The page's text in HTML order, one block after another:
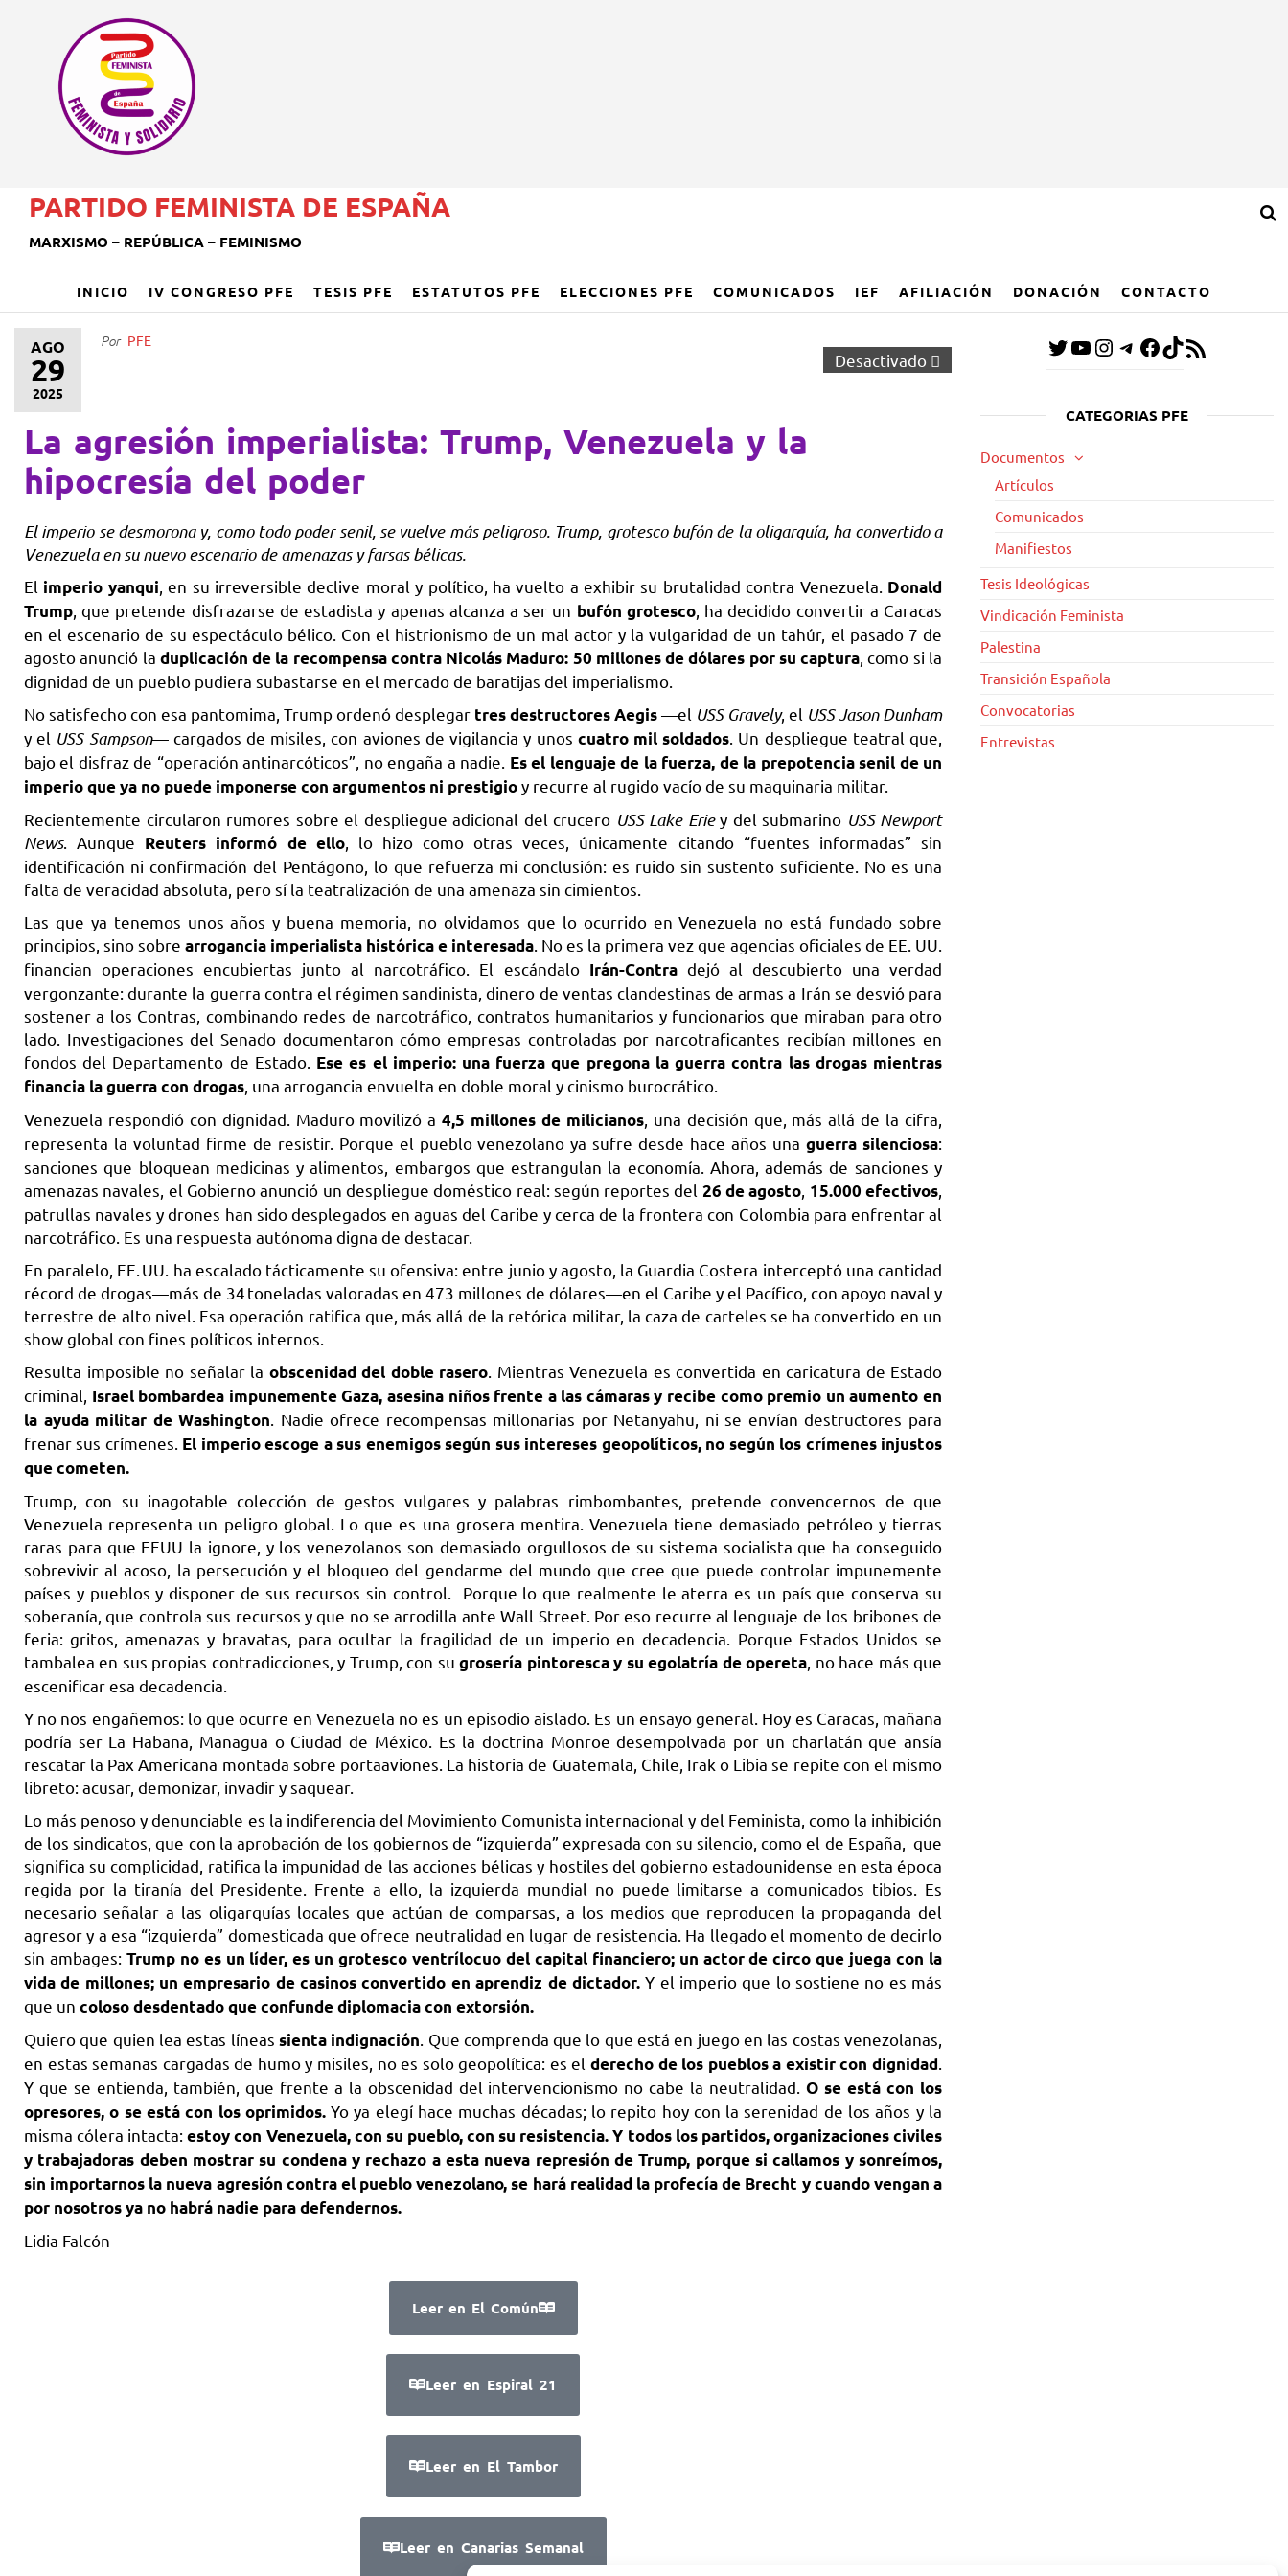
PARTIDO FEMINISTA DE ESPAÑA
MARXISMO – REPÚBLICA – FEMINISMO
INICIO IV CONGRESO PFE TESIS PFE ESTATUTOS PFE ELECCIONES PFE COMUNICADOS IEF AFILIACIÓN DONACIÓN CONTACTO
AGO
29
2025
Desactivado
Por PFE
La agresión imperialista: Trump, Venezuela y la
hipocresía del poder
El imperio se desmorona y, como todo poder senil, se vuelve más peligroso. Trump, grotesco bufón de la oligarquía, ha convertido a
Venezuela en su nuevo escenario de amenazas y farsas bélicas.
El imperio yanqui , en su irreversible declive moral y político, ha vuelto a exhibir su brutalidad contra Venezuela. Donald
Trump , que pretende disfrazarse de estadista y apenas alcanza a ser un bufón grotesco, ha decidido convertir a Caracas
en el escenario de su espectáculo bélico. Con el histrionismo de un mal actor y la vulgaridad de un tahúr, el pasado 7 de
agosto anunció la duplicación de la recompensa contra Nicolás Maduro: 50 millones de dólares por su captura , como si la
dignidad de un pueblo pudiera subastarse en el mercado de baratijas del imperialismo.
No satisfecho con esa pantomima, Trump ordenó desplegar tres destructores Aegis—el USS Gravely, el USS Jason Dunham
y el USS Sampson— cargados de misiles, con aviones de vigilancia y unos cuatro mil soldados . Un despliegue teatral que,
bajo el disfraz de “operación antinarcóticos”, no engaña a nadie. Es el lenguaje de la fuerza, de la prepotencia senil de un
imperio que ya no puede imponerse con argumentos ni prestigioy recurre al rugido vacío de su maquinaria militar.
Recientemente circularon rumores sobre el despliegue adicional del crucero USS Lake Eriey del submarino USS Newport
News. Aunque Reuters informó de ello, lo hizo como otras veces, únicamente citando “fuentes informadas” sin
identificación ni confirmación del Pentágono, lo que refuerza mi conclusión: es ruido sin sustento suficiente. No es una
falta de veracidad absoluta, pero sí la teatralización de una amenaza sin cimientos.
Las que ya tenemos unos años y buena memoria, no olvidamos que lo ocurrido en Venezuela no está fundado sobre
principios, sino sobre arrogancia imperialista histórica e interesada . No es la primera vez que agencias oficiales de EE. UU.
financian operaciones encubiertas junto al narcotráfico. El escándalo Irán-Contradejó al descubierto una verdad
vergonzante: durante la guerra contra el régimen sandinista, dinero de ventas clandestinas de armas a Irán se desvió para
sostener a los Contras, combinando redes de narcotráfico, contratos humanitarios y funcionarios que miraban para otro
lado. Investigaciones del Senado documentaron cómo empresas controladas por narcotraficantes recibían millones en
fondos del Departamento de Estado. Ese es el imperio: una fuerza que pregona la guerra contra las drogas mientras
financia la guerra con drogas , una arrogancia envuelta en doble moral y cinismo burocrático.
Venezuela respondió con dignidad. Maduro movilizó a4,5 millones de milicianos, una decisión que, más allá de la cifra,
representa la voluntad firme de resistir. Porque el pueblo venezolano ya sufre desde hace años unaguerra silenciosa:
sanciones que bloquean medicinas y alimentos, embargos que estrangulan la economía. Ahora, además de sanciones y
amenazas navales, el Gobierno anunció un despliegue doméstico real: según reportes del 26 de agosto 15.000 efectivos
patrullas navales y drones han sido desplegados en aguas del Caribe y cerca de la frontera con Colombia para enfrentar al
narcotráfico. Es una respuesta autónoma digna de destacar.
En paralelo, EE. UU. ha escalado tácticamente su ofensiva: entre junio y agosto, la Guardia Costera interceptó una cantidad
récord de drogas—más de 34 toneladas valoradas en 473 millones de dólares—en el Caribe y el Pacífico, con apoyo naval y
terrestre de alto nivel. Esa operación ratifica que, más allá de la retórica militar, la caza de carteles se ha convertido en un
show global con fines políticos internos.
Resulta imposible no señalar la obscenidad del doble rasero . Mientras Venezuela es convertida en caricatura de Estado
criminal, Israel bombardea impunemente Gaza, asesina niños frente a las cámaras y recibe como premio un aumento en
la ayuda militar de Washington . Nadie ofrece recompensas millonarias por Netanyahu, ni se envían destructores para
frenar sus crímenes. El imperio escoge a sus enemigos según sus intereses geopolíticos, no según los crímenes injustos
que cometen.
Trump, con su inagotable colección de gestos vulgares y palabras rimbombantes, pretende convencernos de que
Venezuela representa un peligro global. Lo que es una grosera mentira. Venezuela tiene demasiado petróleo y tierras
raras para que EEUU la ignore, y los venezolanos son demasiado orgullosos de su sistema socialista que ha conseguido
sobrevivir al acoso, la persecución y el bloqueo del gendarme del mundo que cree que puede controlar impunemente
países y pueblos y disponer de sus recursos sin control. Porque lo que realmente le aterra es un país que conserva su
soberanía, que controla sus recursos y que no se arrodilla ante Wall Street. Por eso recurre al lenguaje de los bribones de
feria: gritos, amenazas y bravatas, para ocultar la fragilidad de un imperio en decadencia. Porque Estados Unidos se
tambalea en sus propias contradicciones, y Trump, con sugrosería pintoresca y su egolatría de opereta , no hace más que
escenificar esa decadencia.
Y no nos engañemos: lo que ocurre en Venezuela no es un episodio aislado. Es un ensayo general. Hoy es Caracas, mañana
podría ser La Habana, Managua o Ciudad de México. Es la doctrina Monroe desempolvada por un charlatán que ansía
rescatar la Pax Americana montada sobre portaaviones. La historia de Guatemala, Chile, Irak o Libia se repite con el mismo
libreto: acusar, demonizar, invadir y saquear.
Lo más penoso y denunciable es la indiferencia del Movimiento Comunista internacional y del Feminista, como la inhibición
de los sindicatos, que con la aprobación de los gobiernos de “izquierda” expresada con su silencio, como el de España, que
significa su complicidad, ratifica la impunidad de las acciones bélicas y hostiles del gobierno estadounidense en esta época
regida por la tiranía del Presidente. Frente a ello, la izquierda mundial no puede limitarse a comunicados tibios. Es
necesario señalar a las oligarquías locales que actúan de comparsas, a los medios que reproducen la propaganda del
agresor y a esa “izquierda” domesticada que ofrece neutralidad en lugar de resistencia. Ha llegado el momento de decirlo
sin ambages: Trump no es un líder, es un grotesco ventrílocuo del capital financiero; un actor de circo que juega con la
vida de millones; un empresario de casinos convertido en aprendiz de dictador.Y el imperio que lo sostiene no es más
que un coloso desdentado que confunde diplomacia con extorsión.
Quiero que quien lea estas líneas sienta indignación . Que comprenda que lo que está en juego en las costas venezolanas,
en estas semanas cargadas de humo y misiles, no es solo geopolítica: es el derecho de los pueblos a existir con dignidad
Y que se entienda, también, que frente a la obscenidad del intervencionismo no cabe la neutralidad.O se está con los
opresores, o se está con los oprimidos.Yo ya elegí hace muchas décadas; lo repito hoy con la serenidad de los años y la
misma cólera intacta:estoy con Venezuela, con su pueblo, con su resistencia. Y todos los partidos, organizaciones civiles
y trabajadoras deben mostrar su condena y rechazo a esta nueva represión de Trump, porque si callamos y sonreímos,
sin importarnos la nueva agresión contra el pueblo venezolano, se hará realidad la profecía de Brecht y cuando vengan a
por nosotros ya no habrá nadie para defendernos.
Lidia Falcón
Leer en El Común
Leer en Espiral 21
Leer en El Tambor
Leer en Canarias Semanal
CATEGORIAS PFE
Documentos
Artículos
Comunicados
Manifiestos
Tesis Ideológicas
Vindicación Feminista
Palestina
Transición Española
Convocatorias
Entrevistas